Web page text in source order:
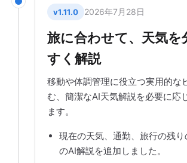
v1.11.0 2026年7月28日
旅に合わせて、天気を
すく解説
移動や体調管理に役立つ実用的な
む、簡潔なAI天気解説を必要に応
ます。
現在の天気、通勤、旅行の残
のAI解説を追加しました。